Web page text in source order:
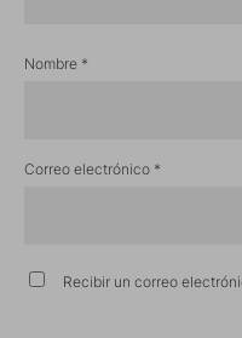
Nombre *
Correo electrónico *
Recibir un correo